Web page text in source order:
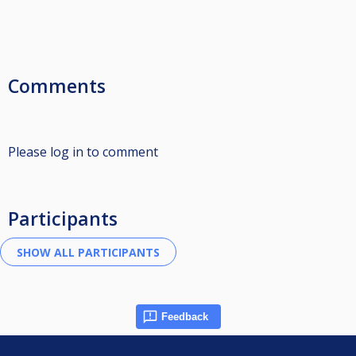
Comments
Please log in to comment
Participants
Feedback